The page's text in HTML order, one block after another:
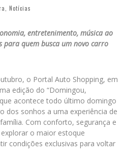
, Notícias
entretenimento, música ao
para quem busca um novo carro
o Portal Auto Shopping, em
edição do “Domingou,
acontece todo último domingo
dos sonhos a uma experiência de
Com conforto, segurança e
o maior estoque
condições exclusivas para voltar